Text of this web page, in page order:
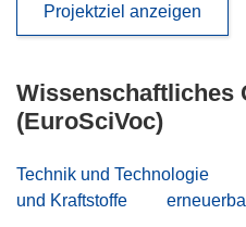
Projektziel anzeigen
Wissenschaftliches
(EuroSciVoc)
Technik und Technologie
und Kraftstoffe